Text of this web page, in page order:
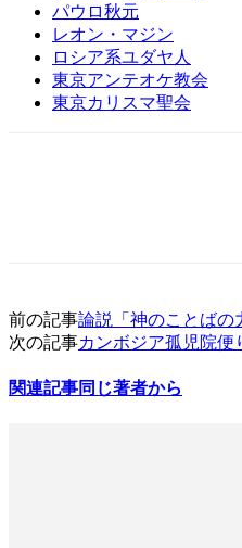
パウロ秋元
レオン・マジン
ロシア系ユダヤ人
東京アンテオケ教会
東京カリスマ聖会
前の記事論説「神のことばの
次の記事カンボジア孤児院便
関連記事同じ著者から